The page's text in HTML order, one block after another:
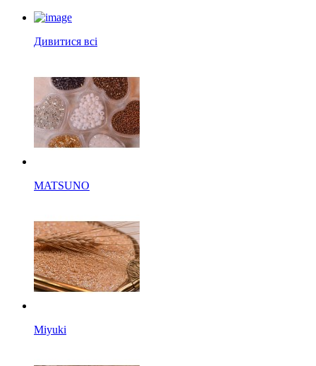
Дивитися всі
MATSUNO
Miyuki